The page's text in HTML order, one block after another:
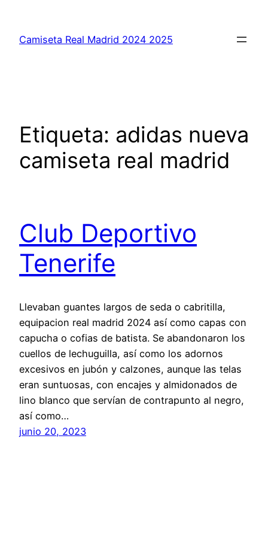
contenido
Camiseta Real Madrid 2024 2025
Etiqueta: adidas nueva
camiseta real madrid
Club Deportivo
Tenerife
Llevaban guantes largos de seda o cabritilla,
equipacion real madrid 2024 así como capas con
capucha o cofias de batista. Se abandonaron los
cuellos de lechuguilla, así como los adornos
excesivos en jubón y calzones, aunque las telas
eran suntuosas, con encajes y almidonados de
lino blanco que servían de contrapunto al negro,
así como…
junio 20, 2023